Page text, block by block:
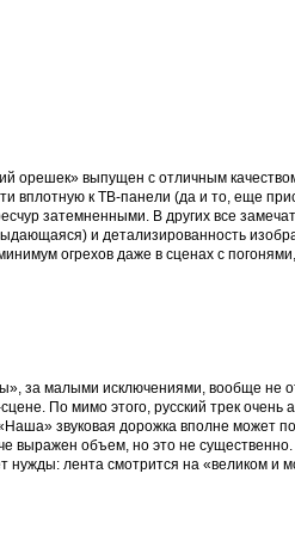
орешек» выпущен с отличным
вплотную к ТВ-панели (да и то, еще
затемненными. В других все
и детализированность
огрехов даже в сценах с
за малыми исключениями, вообще не
По мимо этого, русский трек
звуковая дорожка вполне может
выражен объем, но это не
нужды: лента смотрится на «великом и